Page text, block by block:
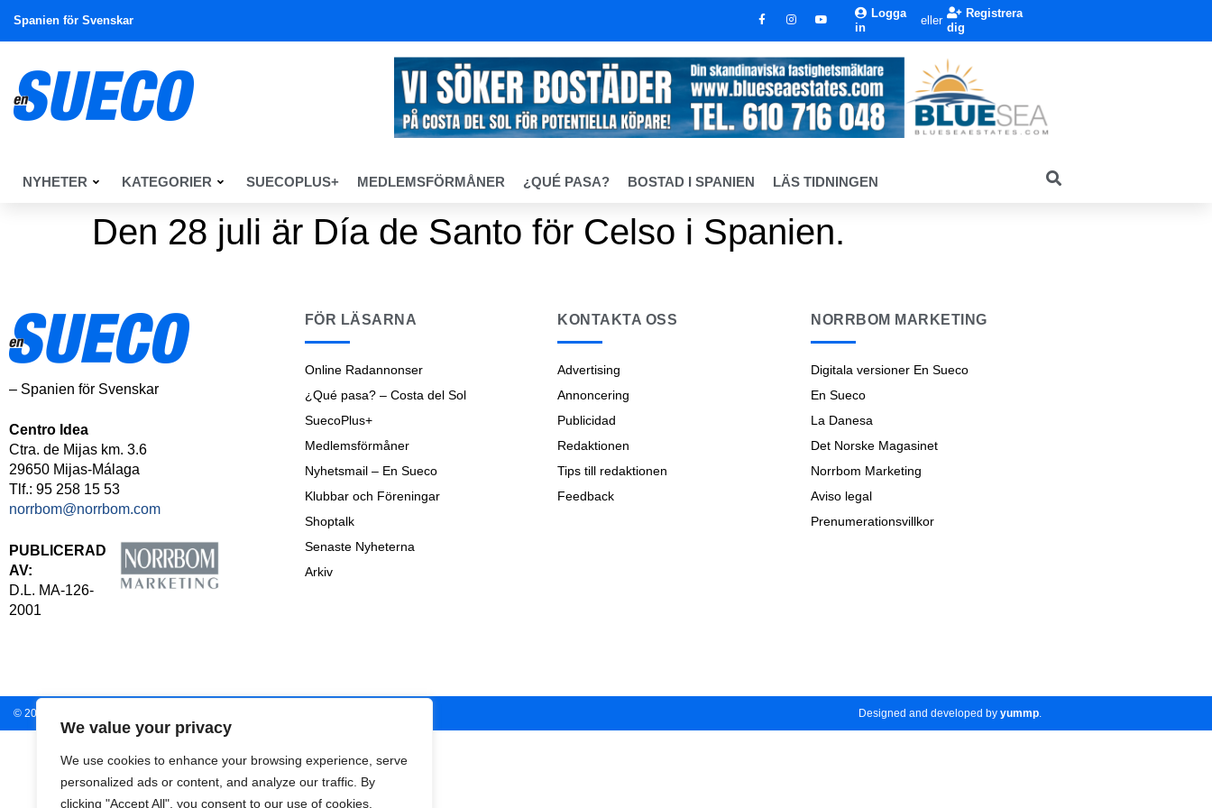
We value your privacy
We use cookies to enhance your browsing experience, serve
personalized ads or content, and analyze our traffic. By
clicking "Accept All", you consent to our use of cookies.
Spanien för Svenskar
Logga
in
eller
Registrera
dig
NYHETER KATEGORIER SUECOPLUS+ MEDLEMSFÖRMÅNER ¿QUÉ PASA? BOSTAD I SPANIEN LÄS TIDNINGEN
Den 28 juli är Día de Santo för Celso i Spanien.
– Spanien för Svenskar
Centro Idea
Ctra. de Mijas km. 3.6
29650 Mijas-Málaga
Tlf.: 95 258 15 53
norrbom@norrbom.com
PUBLICERAD
AV:
D.L. MA-126-
2001
FÖR LÄSARNA
Online Radannonser
¿Qué pasa? – Costa del Sol
SuecoPlus+
Medlemsförmåner
Nyhetsmail – En Sueco
Klubbar och Föreningar
Shoptalk
Senaste Nyheterna
Arkiv
KONTAKTA OSS
Advertising
Annoncering
Publicidad
Redaktionen
Tips till redaktionen
Feedback
NORRBOM MARKETING
Digitala versioner En Sueco
En Sueco
La Danesa
Det Norske Magasinet
Norrbom Marketing
Aviso legal
Prenumerationsvillkor
© 2009- Designed and developed by yummp.